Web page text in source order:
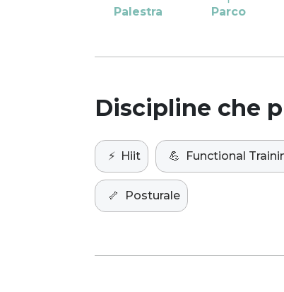
Palestra Parco
Discipline che
⚡️ Hiit 💪 Functional
🦴 Posturale